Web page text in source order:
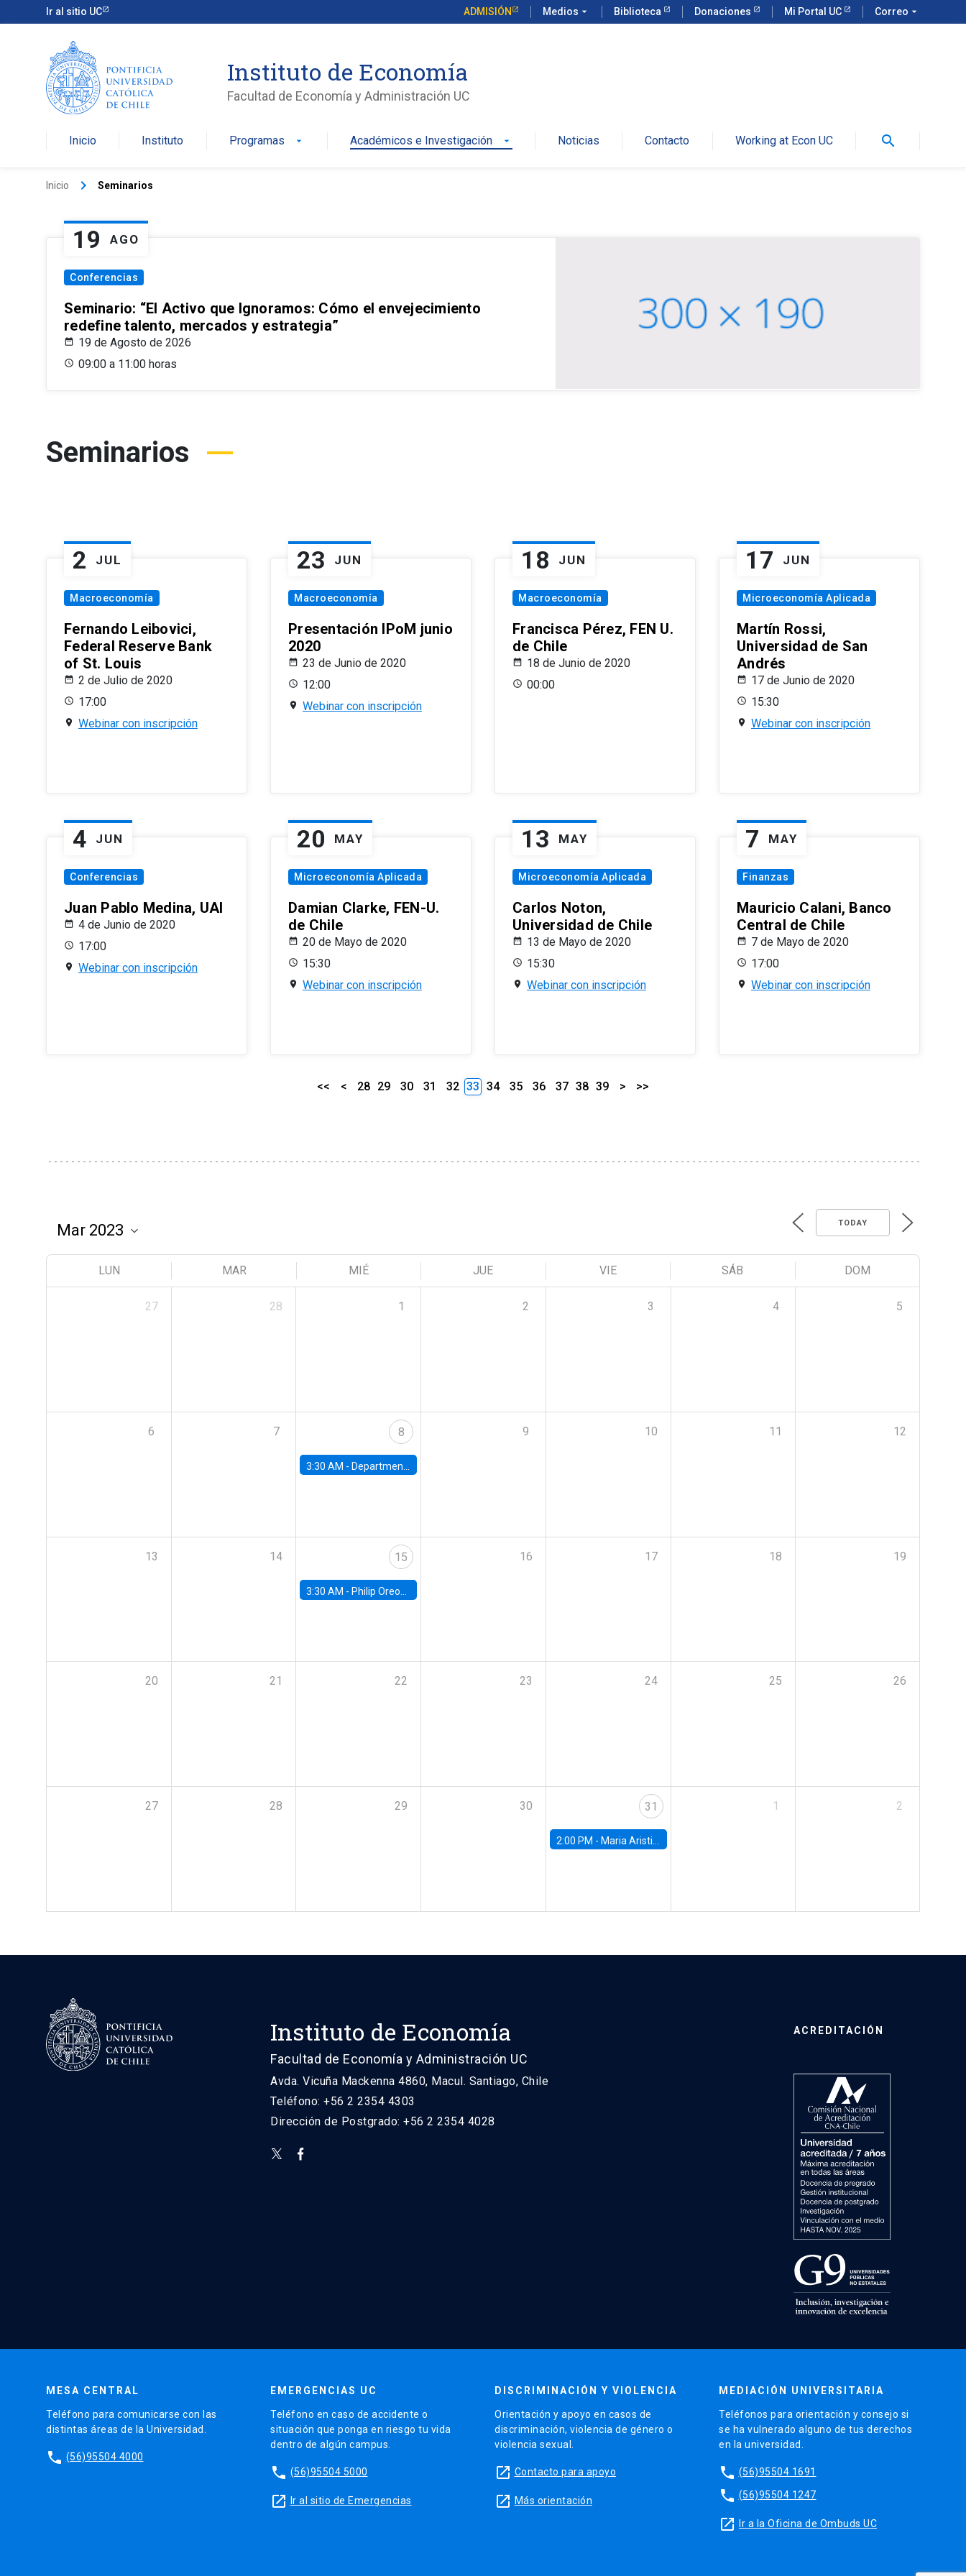
Ir al sitio UC ADMISIÓN Medios arrow_drop_down Biblioteca Donaciones Mi Portal UC Correo arrow_drop_down
Instituto de Economía
Facultad de Economía y Administración UC
Inicio Instituto Programas arrow_drop_down Académicos e Investigación arrow_drop_down Noticias Contacto Working at Econ UC search
Inicio keyboard_arrow_right Seminarios
19 AGO
Conferencias
Seminario: “El Activo que Ignoramos: Cómo el envejecimiento
redefine talento, mercados y estrategia”
19 de Agosto de 2026
09:00 a 11:00 horas
Seminarios
2 JUL
Macroeconomía
Fernando Leibovici,
Federal Reserve Bank
of St. Louis
2 de Julio de 2020
17:00
Webinar con inscripción
23 JUN
Macroeconomía
Presentación IPoM junio
2020
23 de Junio de 2020
12:00
Webinar con inscripción
18 JUN
Macroeconomía
Francisca Pérez, FEN U.
de Chile
18 de Junio de 2020
00:00
17 JUN
Microeconomía Aplicada
Martín Rossi,
Universidad de San
Andrés
17 de Junio de 2020
15:30
Webinar con inscripción
4 JUN
Conferencias
Juan Pablo Medina, UAI
4 de Junio de 2020
17:00
Webinar con inscripción
20 MAY
Microeconomía Aplicada
Damian Clarke, FEN-U.
de Chile
20 de Mayo de 2020
15:30
Webinar con inscripción
13 MAY
Microeconomía Aplicada
Carlos Noton,
Universidad de Chile
13 de Mayo de 2020
15:30
Webinar con inscripción
7 MAY
Finanzas
Mauricio Calani, Banco
Central de Chile
7 de Mayo de 2020
17:00
Webinar con inscripción
<< < 28 29 30 31 32 33 34 35 36 37 38 39 > >>
TODAY
LUN MAR MIÉ JUE VIE SÁB DOM
27 28 1 2 3 4 5
6 7 8
3:30 AM - Department Seminar: James Robinson
9 10 11 12
13 14 15
3:30 AM - Philip Oreopolous, University of Toronto
16 17 18 19
20 21 22 23 24 25 26
27 28 29 30 31
2:00 PM - Maria Aristizabal-Ramirez, FED Board
1 2
Instituto de Economía
Facultad de Economía y Administración UC
Avda. Vicuña Mackenna 4860, Macul. Santiago, Chile
Teléfono: +56 2 2354 4303
Dirección de Postgrado: +56 2 2354 4028
ACREDITACIÓN
MESA CENTRAL
Teléfono para comunicarse con las
distintas áreas de la Universidad.
phone (56)95504 4000
EMERGENCIAS UC
Teléfono en caso de accidente o
situación que ponga en riesgo tu vida
dentro de algún campus.
phone (56)95504 5000
launch Ir al sitio de Emergencias
DISCRIMINACIÓN Y VIOLENCIA
Orientación y apoyo en casos de
discriminación, violencia de género o
violencia sexual.
launch Contacto para apoyo
launch Más orientación
MEDIACIÓN UNIVERSITARIA
Teléfonos para orientación y consejo si
se ha vulnerado alguno de tus derechos
en la universidad.
phone (56)95504 1691
phone (56)95504 1247
launch Ir a la Oficina de Ombuds UC